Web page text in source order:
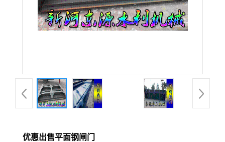
优惠出售平面钢闸门